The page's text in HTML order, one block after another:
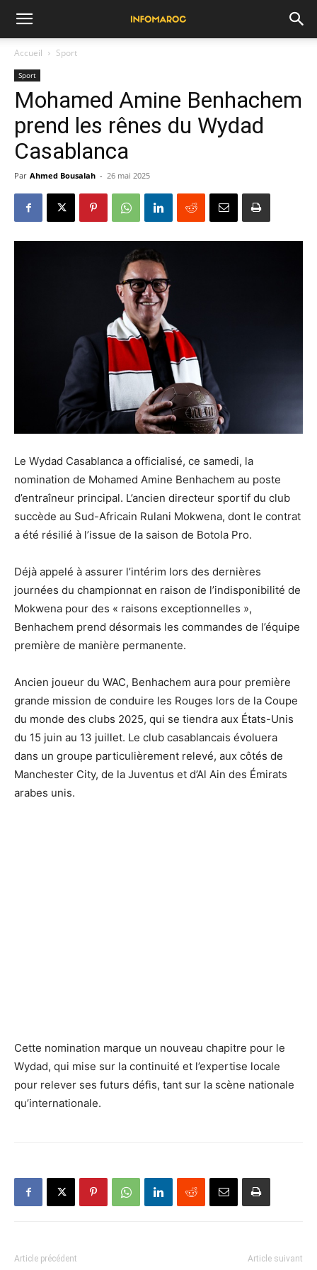
Accueil Sport
Sport
Mohamed Amine Benhachem
prend les rênes du Wydad
Casablanca
Par Ahmed Bousalah - 26 mai 2025
Le Wydad Casablanca a officialisé, ce samedi, la
nomination de Mohamed Amine Benhachem au poste
d’entraîneur principal. L’ancien directeur sportif du club
succède au Sud-Africain Rulani Mokwena, dont le contrat
a été résilié à l’issue de la saison de Botola Pro.
Déjà appelé à assurer l’intérim lors des dernières
journées du championnat en raison de l’indisponibilité de
Mokwena pour des « raisons exceptionnelles »,
Benhachem prend désormais les commandes de l’équipe
première de manière permanente.
Ancien joueur du WAC, Benhachem aura pour première
grande mission de conduire les Rouges lors de la Coupe
du monde des clubs 2025, qui se tiendra aux États-Unis
du 15 juin au 13 juillet. Le club casablancais évoluera
dans un groupe particulièrement relevé, aux côtés de
Manchester City, de la Juventus et d’Al Ain des Émirats
arabes unis.
Cette nomination marque un nouveau chapitre pour le
Wydad, qui mise sur la continuité et l’expertise locale
pour relever ses futurs défis, tant sur la scène nationale
qu’internationale.
Article précédent Article suivant